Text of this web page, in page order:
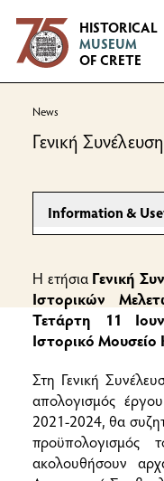
Logo
HISTORICAL
MUSEUM
OF CRETE
News
Γενική
Information &
Τετάρτη 11
H ετήσια Γενική
Ιστορικών
Τετάρτη 11
Ιστορικό Μουσείο
Στη Γενική
απολογισμός
2021-2024, θα
ακολουθήσουν